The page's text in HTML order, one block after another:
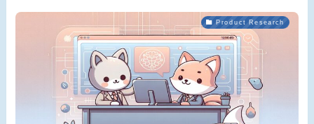
Product Research